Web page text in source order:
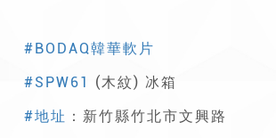
#BODAQ韓華軟片
#SPW61
(木紋) 冰箱
#地址 ：新竹縣竹北市文興路